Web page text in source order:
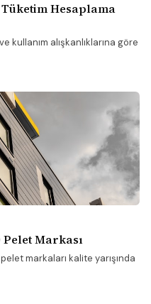
Tüketim Hesaplama
kullanım alışkanlıklarına göre
Markası
markaları kalite yarışında